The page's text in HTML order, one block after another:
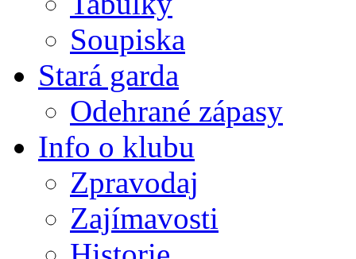
Soupiska
Stará garda
Odehrané zápasy
Info o klubu
Zpravodaj
Zajímavosti